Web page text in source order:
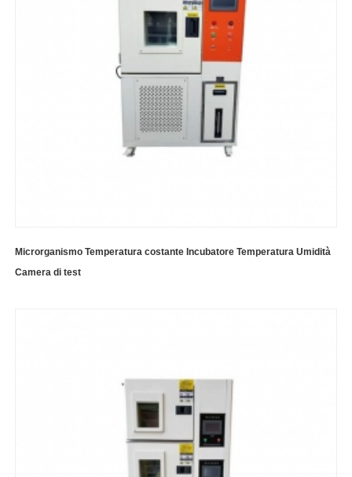
Microrganismo Temperatura costante Incubatore Temperatura Umidità
Camera di test